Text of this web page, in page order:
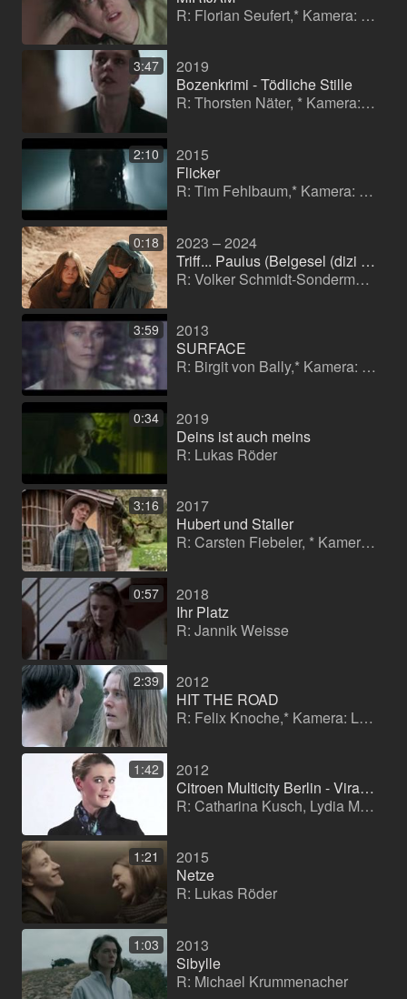
R: Florian Seufert,* Kamera: Moritz Tessendorf
3:47
2019
Bozenkrimi - Tödliche Stille
R: Thorsten Näter, * Kamera: Joachim Hasse
2:10
2015
Flicker
R: Tim Fehlbaum,* Kamera: div.
0:18
2023 – 2024
Triff... Paulus (Belgesel (dizi / çok bölümlü))
R: Volker Schmidt-Sondermann
3:59
2013
SURFACE
R: Birgit von Bally,* Kamera: Stephan Fallucchi
0:34
2019
Deins ist auch meins
R: Lukas Röder
3:16
2017
Hubert und Staller
R: Carsten Fiebeler, * Kamera: Thomas Wittmann
0:57
2018
Ihr Platz
R: Jannik Weisse
2:39
2012
HIT THE ROAD
R: Felix Knoche,* Kamera: Leona Goldstein
1:42
2012
Citroen Multicity Berlin - Viralspot
R: Catharina Kusch, Lydia Mangold, Martine Strauss, Isabelle Weiß
1:21
2015
Netze
R: Lukas Röder
1:03
2013
Sibylle
R: Michael Krummenacher